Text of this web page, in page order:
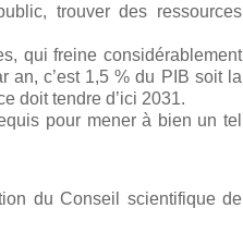
trouver des ressources
qui freine considérablement
an, c’est 1,5 % du PIB soit la
doit tendre d’ici 2031.
pour mener à bien un tel
du Conseil scientifique de